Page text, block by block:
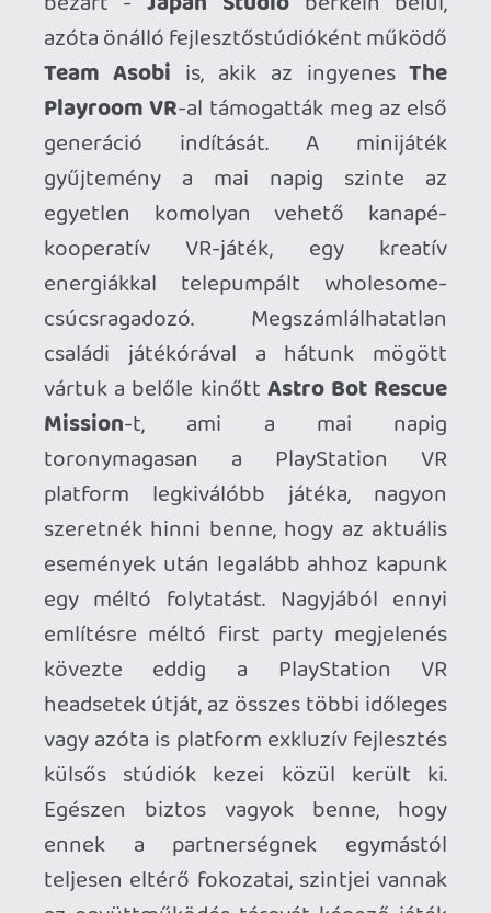
egyik legjobb játékát minden idők egyik
legjobb VR-játékává emelve: aResident
Evil 4 Remakemegmutatta milyen
lehetne a virtuális valóság, ha olyan
szereplők ülnének az asztal körül, akik
komolyan gondolják és nem ma kezdték.
Talán nem szorul különösebb
magyarázatra, mennyire fontos
mérföldkövek ezek a (AAA) VR-játékok
eddigi történetében, kíváncsi lennék
milyen feltételekkel egyeztek meg a
Sonyval a játékok VR-kiadásait illetően,
milyen mértékben finanszírozta a Sony
azok elkészültét, hiszen a Capcom üzleti
stratégiájának mindig is szerves részét
képezte az újrakiadások mellett a minél
több platformon történő megjelenés, a
lehető legszélesebb közönség elérése.
Talán az utóbbi évek PC felé nyitása után
a PS VR2 megnyitása is egy újabb lépés a
Sony részéről az átjárható platformok
irányába? Amennyiben igen, semmi
akadálya nincs többé, hogy a Horizon Call
of the Mountain, Resident Evil sorozat
vagy a Gran Turismo 7 nívóját a PC-s VR
játékosok is megtapasztalják
csúcsminőségben!
A tripla A kategória szűkös asztalától
eltávolodva újabb együttműködési
szintek körvonalazódnak, következnek
az - akár csak időleges - korrekt platform
exkluzív címeket szállítani képes
ambiciózus közepes-kis méretű stúdiók